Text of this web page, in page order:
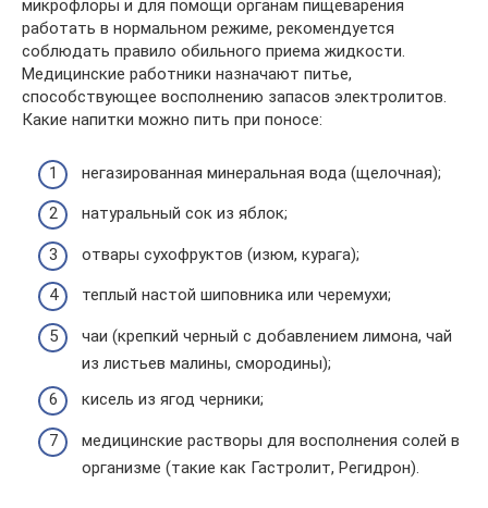
микрофлоры и для помощи органам пищеварения
работать в нормальном режиме, рекомендуется
соблюдать правило обильного приема жидкости.
Медицинские работники назначают питье,
способствующее восполнению запасов электролитов.
Какие напитки можно пить при поносе:
негазированная минеральная вода (щелочная);
натуральный сок из яблок;
отвары сухофруктов (изюм, курага);
теплый настой шиповника или черемухи;
чаи (крепкий черный с добавлением лимона, чай
из листьев малины, смородины);
кисель из ягод черники;
медицинские растворы для восполнения солей в
организме (такие как Гастролит, Регидрон).